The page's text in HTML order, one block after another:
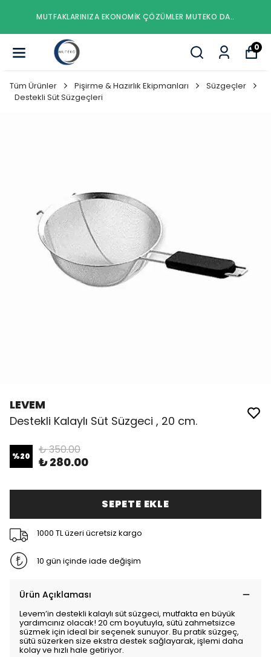
MUTFAKLARINIZA EKONOMIK ÇÖZÜMLER MUTEKO DA..
0
Tüm Ürünler Pişirme & Hazırlık Ekipmanları
Süzgeçler
Destekli Süt Süzgeçleri
LEVEM
Destekli Kalaylı Süt Süzgeci , 20 cm.
%20 ₺ 350.00
₺ 280.00
SEPETE EKLE
1000 TL üzeri ücretsiz kargo
10 gün içinde iade değişim
Ürün Açıklaması
Levem’in destekli kalaylı süt süzgeci, mutfakta en büyük
yardımcınız olacak! 20 cm boyutuyla, sütü zahmetsizce
süzmek için ideal bir seçenek sunuyor. Bu pratik süzgeç,
sütü süzerken size ekstra destek sağlayarak, işlemi daha
kolay ve hızlı hale getiriyor.